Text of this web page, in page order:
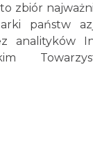
zbiór
państw
analityków